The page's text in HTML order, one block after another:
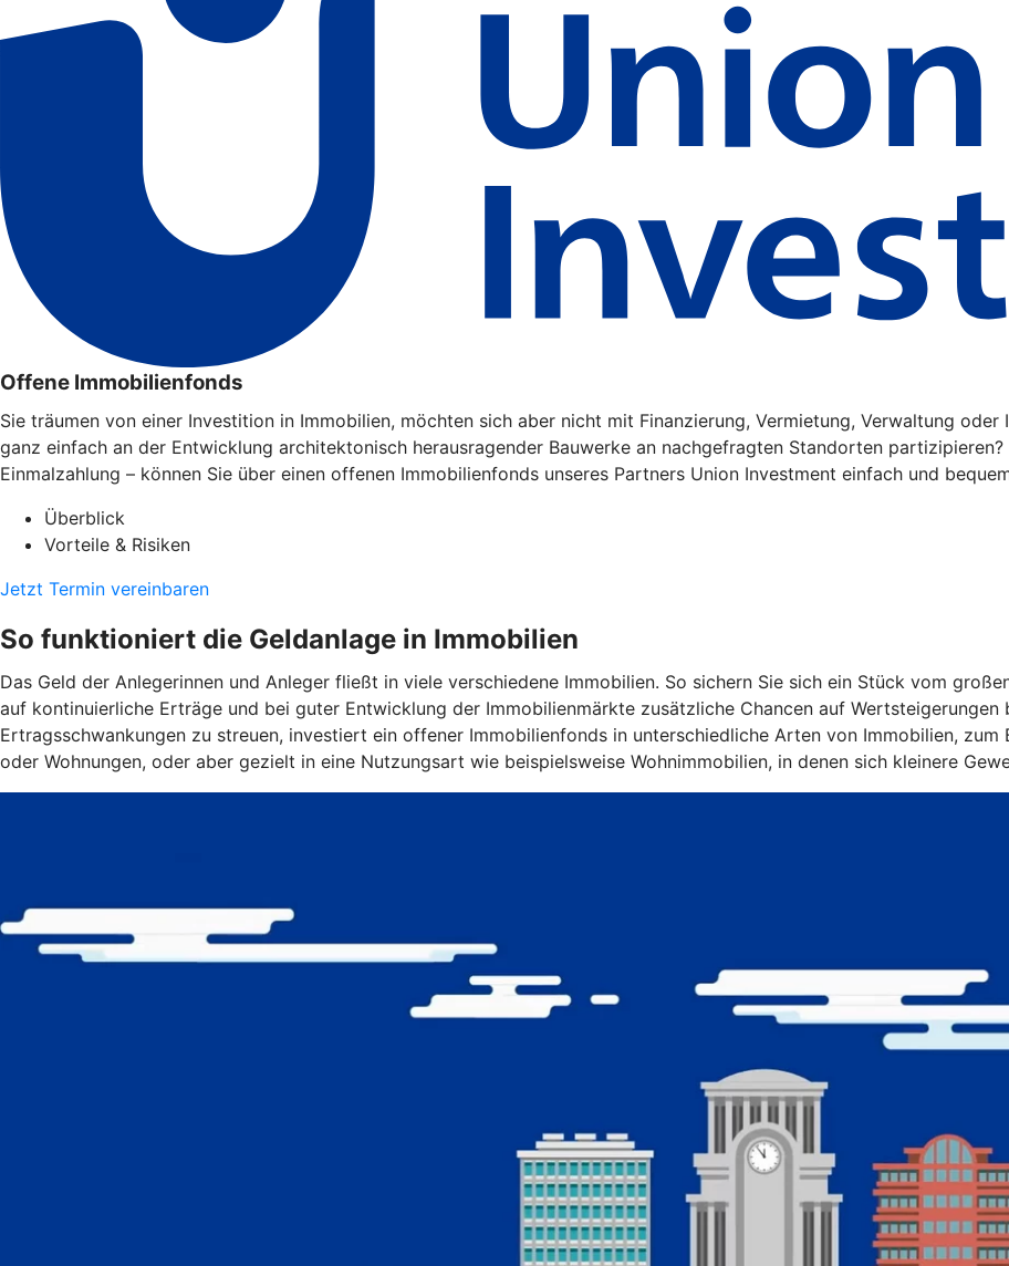
Offene Immobilienfonds
Sie träumen von einer Investition in Immobilien, möchten sich aber nicht mit Finanzierung, Vermietung, Verwaltung
ganz einfach an der Entwicklung architektonisch herausragender Bauwerke an nachgefragten Standorten
Einmalzahlung – können Sie über einen offenen Immobilienfonds unseres Partners Union Investment einfach und
Überblick
Vorteile & Risiken
Jetzt Termin vereinbaren
So funktioniert die Geldanlage in Immobilien
Das Geld der Anlegerinnen und Anleger fließt in viele verschiedene Immobilien. So sichern Sie sich ein Stück vom
auf kontinuierliche Erträge und bei guter Entwicklung der Immobilienmärkte zusätzliche Chancen auf
Ertragsschwankungen zu streuen, investiert ein offener Immobilienfonds in unterschiedliche Arten von Immobilien,
oder Wohnungen, oder aber gezielt in eine Nutzungsart wie beispielsweise Wohnimmobilien, in denen sich kleinere